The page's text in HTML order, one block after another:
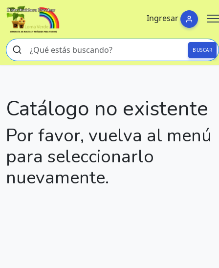
Ingresar
BUSCAR
Catálogo no existente
Por favor, vuelva al menú
para seleccionarlo
nuevamente.